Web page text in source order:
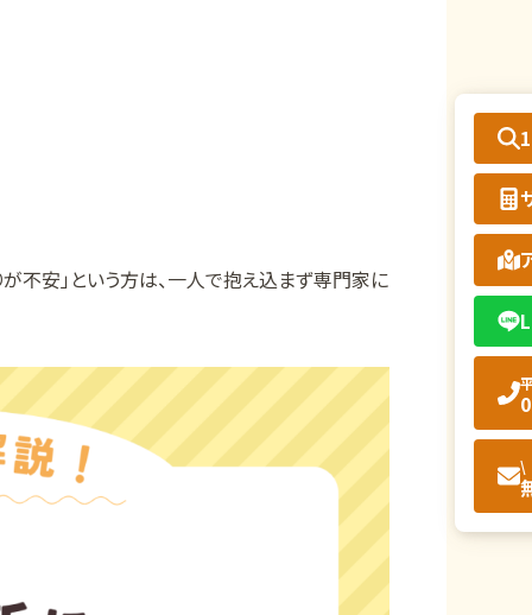
不安」という方は、一人で抱え込まず専門家に
\